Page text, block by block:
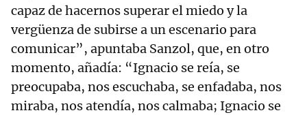
capaz de hacernos superar el miedo y la
vergüenza de subirse a un escenario para
comunicar”, apuntaba Sanzol, que, en otro
momento, añadía: “Ignacio se reía, se
preocupaba, nos escuchaba, se enfadaba, nos
miraba, nos atendía, nos calmaba; Ignacio se